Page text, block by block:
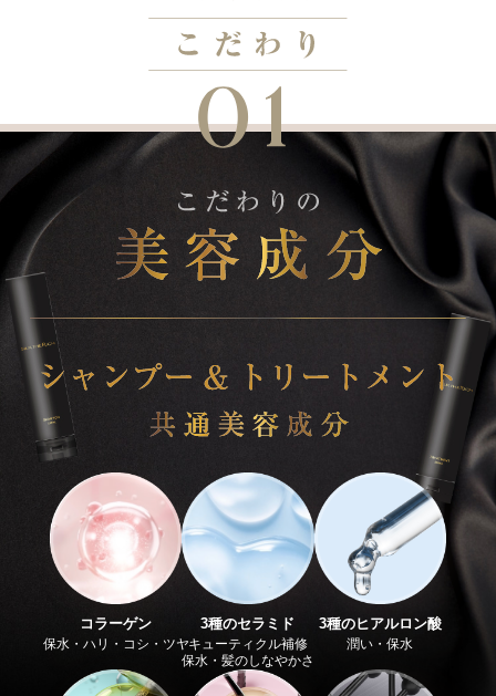
コラーゲン
保水・ハリ・コシ・ツヤ
3種のセラミド
キューティクル補修
保水・髪のしなやかさ
3種のヒアルロン酸
潤い・保水